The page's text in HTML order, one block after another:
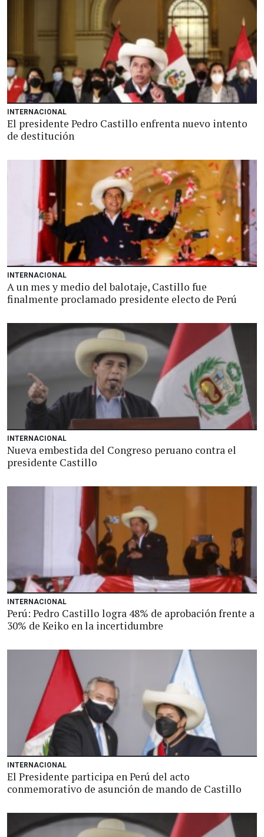
INTERNACIONAL
El presidente Pedro Castillo enfrenta nuevo intento
de destitución
INTERNACIONAL
A un mes y medio del balotaje, Castillo fue
finalmente proclamado presidente electo de Perú
INTERNACIONAL
Nueva embestida del Congreso peruano contra el
presidente Castillo
INTERNACIONAL
Perú: Pedro Castillo logra 48% de aprobación frente a
30% de Keiko en la incertidumbre
INTERNACIONAL
El Presidente participa en Perú del acto
conmemorativo de asunción de mando de Castillo